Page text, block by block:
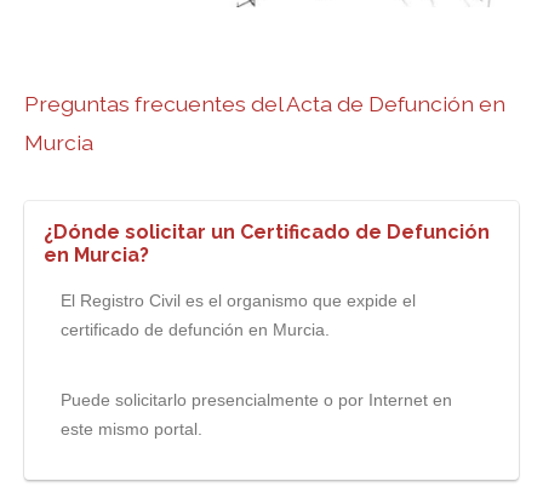
Preguntas frecuentes del Acta de Defunción en
Murcia
¿Dónde solicitar un Certificado de Defunción
en Murcia?
El Registro Civil es el organismo que expide el
certificado de defunción en Murcia.
Puede solicitarlo presencialmente o por Internet en
este mismo portal.